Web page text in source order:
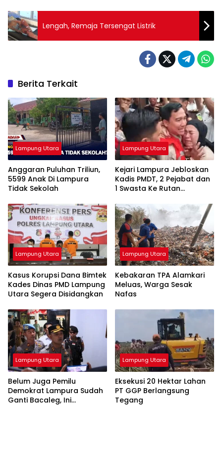
Lengah, Remaja Tersengat Listrik
Berita Terkait
Lampung Utara
Anggaran Puluhan Triliun,
5599 Anak Di Lampura
Tidak Sekolah
Lampung Utara
Kejari Lampura Jebloskan
Kadis PMDT, 2 Pejabat dan
1 Swasta Ke Rutan
Lampung Utara
Kasus Korupsi Dana Bimtek
Kades Dinas PMD Lampung
Utara Segera Disidangkan
Lampung Utara
Kebakaran TPA Alamkari
Meluas, Warga Sesak
Nafas
Lampung Utara
Belum Juga Pemilu
Demokrat Lampura Sudah
Ganti Bacaleg, Ini
Lampung Utara
Eksekusi 20 Hektar Lahan
PT GGP Berlangsung
Tegang